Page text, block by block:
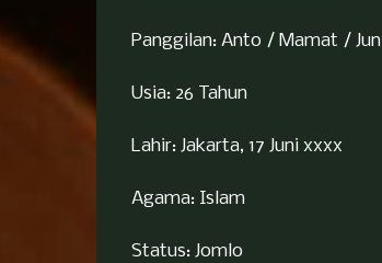
Panggilan: Anto / Mamat / Jun
Usia: 26 Tahun
Lahir: Jakarta, 17 Juni xxxx
Agama: Islam
Status: Jomlo